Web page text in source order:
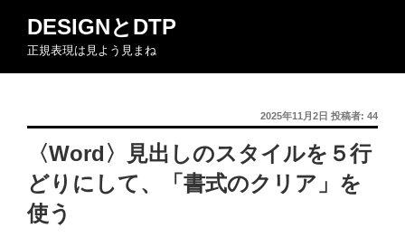
ン
DESIGNとDTP
正規表現は見よう見まね
投
稿
日:
2025年11月2日 投稿者: 44
〈Word〉見出しのスタイルを５行
どりにして、「書式のクリア」を
使う